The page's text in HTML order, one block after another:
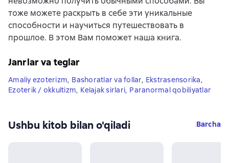
тоже можете раскрыть в себе эти уникальные
способности и научиться путешествовать в
прошлое. В этом Вам поможет наша книга.
Janrlar va teglar
Amaliy ezoterizm, Bashoratlar va follar, Ekstrasensorika,
Ezoterik / okkultizm, Kelajak sirlari, Paranormal qobiliyatlar
Ushbu kitob bilan o'qiladi Barcha